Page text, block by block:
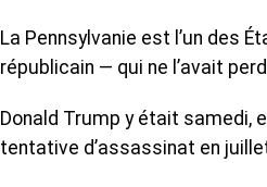
La Pennsylvanie est l’un des
républicain — qui ne l’avait
Donald Trump y était samedi,
tentative d’assassinat en